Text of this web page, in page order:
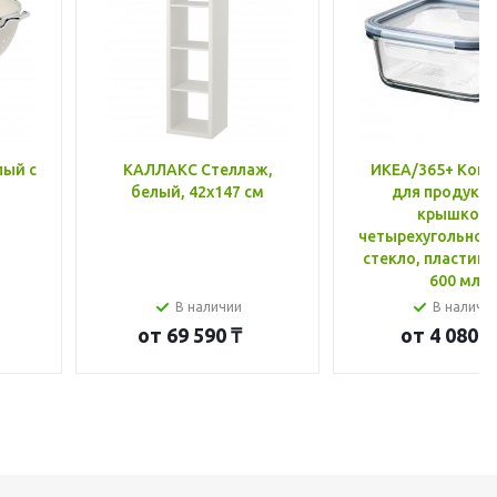
с
КАЛЛАКС Стеллаж,
белый, 42x147 см
В наличии
от 69 590 ₸
ИКЕА/365+
для
крышкой,
стекло, пластик
600 мл
В
от 4 080 ₸